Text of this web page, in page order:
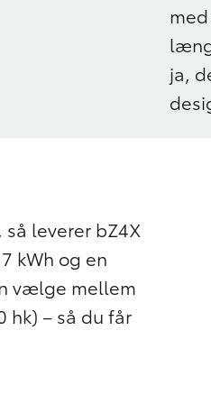
ja,
leverer bZ4X
kWh og en
vælge mellem
– så du får